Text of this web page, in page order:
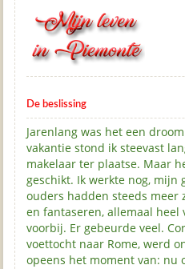
De beslissing
Jarenlang was het een
vakantie stond ik steevast
makelaar ter plaatse. Maar
geschikt. Ik werkte nog, mijn
ouders hadden steeds meer
en fantaseren, allemaal heel
voorbij. Er gebeurde veel.
voettocht naar Rome, werd
opeens het moment van: nu